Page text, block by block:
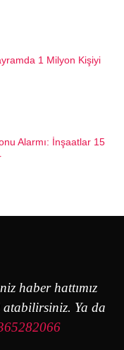
1 Milyon Kişiyi
Alarmı: İnşaatlar 15
haber hattımız
Ya da